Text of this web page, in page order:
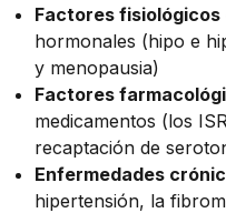
Factores fisiológicos
hormonales (hipo e
y menopausia)
Factores
medicamentos (los
recaptación de
Enfermedades
hipertensión, la